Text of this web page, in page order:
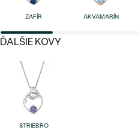
PODĽA TVARU
NA MIERU
DIAMANTY
náušnice
prívesky
prstene
ZAFÍR AKVAMARÍN
ĎALŠIE KOVY
STRIEBRO